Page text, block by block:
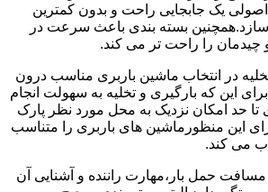
یک جابجایی راحت و بدون کمترین
بسته بندی باعث سرعت در
چیدمان را راحت تر می کند.
در انتخاب ماشین باربری مناسب درون
این که بارگیری و تخلیه به سهولت انجام
تا حد امکان نزدیک به محل مورد نظر پارک
این منظورماشین های باربری را متناسب
می کند.
حمل بار،مهارت راننده و آشنایی آن